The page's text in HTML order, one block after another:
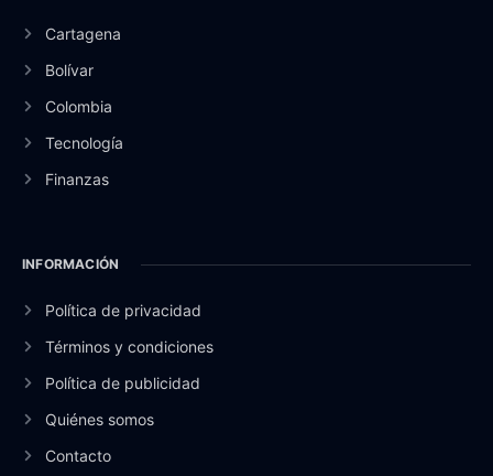
Cartagena
Bolívar
Colombia
Tecnología
Finanzas
INFORMACIÓN
Política de privacidad
Términos y condiciones
Política de publicidad
Quiénes somos
Contacto